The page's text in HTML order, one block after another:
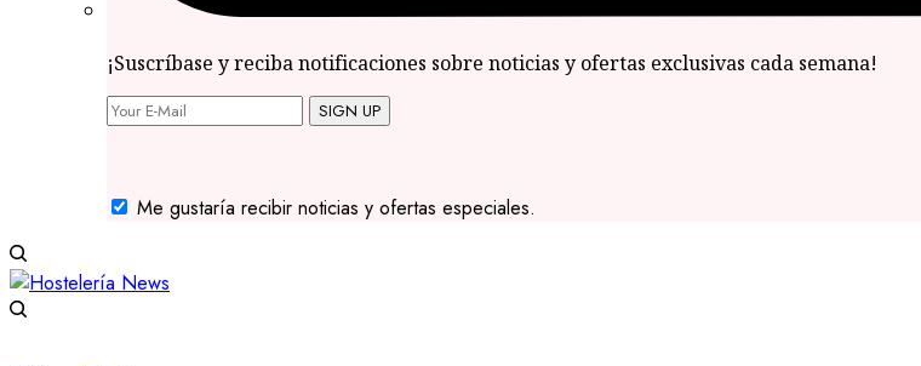
¡Suscríbase y reciba notificaciones sobre noticias y ofertas exclusivas cada semana!
SIGN UP
Me gustaría recibir noticias y ofertas especiales.